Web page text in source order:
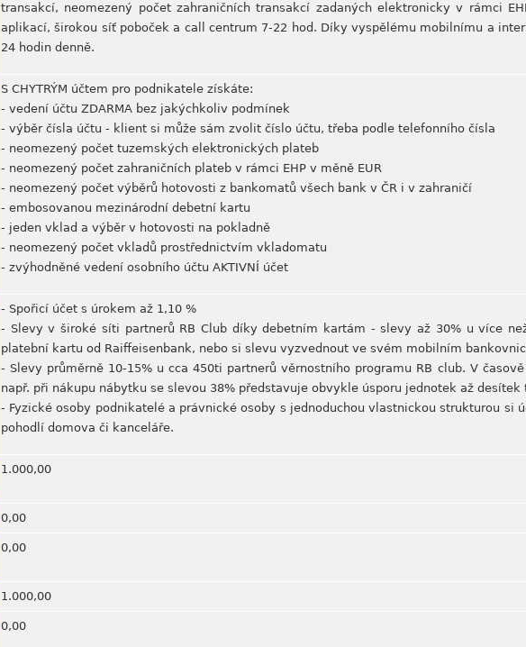
transakcí, neomezený počet zahraničních transakcí zadaných elektronicky v rámci
aplikací, širokou síť poboček a call centrum 7-22 hod. Díky vyspělému mobilnímu a
24 hodin denně.
S CHYTRÝM účtem pro podnikatele získáte:
- vedení účtu ZDARMA bez jakýchkoliv podmínek
- výběr čísla účtu - klient si může sám zvolit číslo účtu, třeba podle telefonního čísla
- neomezený počet tuzemských elektronických plateb
- neomezený počet zahraničních plateb v rámci EHP v měně EUR
- neomezený počet výběrů hotovosti z bankomatů všech bank v ČR i v zahraničí
- embosovanou mezinárodní debetní kartu
- jeden vklad a výběr v hotovosti na pokladně
- neomezený počet vkladů prostřednictvím vkladomatu
- zvýhodněné vedení osobního účtu AKTIVNÍ účet
- Spořicí účet s úrokem až 1,10 %
- Slevy v široké síti partnerů RB Club díky debetním kartám - slevy až 30% u více
platební kartu od Raiffeisenbank, nebo si slevu vyzvednout ve svém mobilním
- Slevy průměrně 10-15% u cca 450ti partnerů věrnostního programu RB club. V
např. při nákupu nábytku se slevou 38% představuje obvykle úsporu jednotek až desítek
- Fyzické osoby podnikatelé a právnické osoby s jednoduchou vlastnickou strukturou
pohodlí domova či kanceláře.
1.000,00
0,00
0,00
1.000,00
0,00